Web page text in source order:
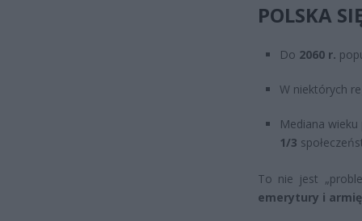
POLSKA
Do 2060 r.
W niektórych
Mediana
1/3
To nie jest
emerytury i armię